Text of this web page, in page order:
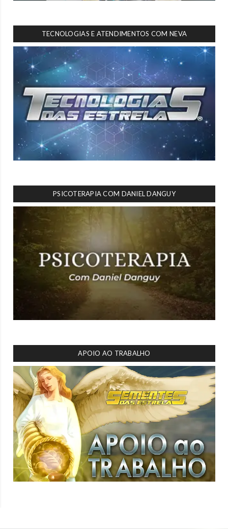
TECNOLOGIAS E ATENDIMENTOS COM NEVA
PSICOTERAPIA COM DANIEL DANGUY
APOIO AO TRABALHO